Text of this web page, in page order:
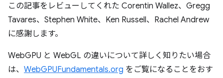
この記事をレビューしてくれた Corentin Wallez、Gregg
Tavares、Stephen White、Ken Russell、Rachel Andrew
に感謝します。
WebGPU と WebGL の違いについて詳しく知りたい場合
は、 WebGPUFundamentals.org をご覧になることをおす